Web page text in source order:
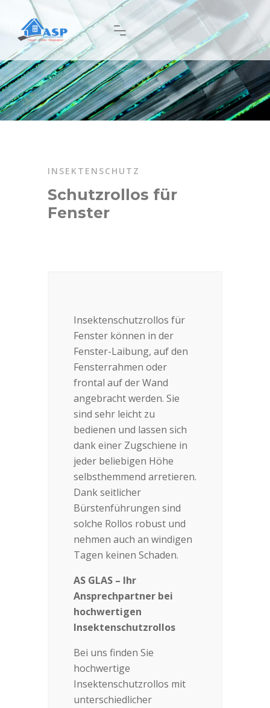
INSEKTENSCHUTZ
Schutzrollos für
Fenster
Insektenschutzrollos für
Fenster können in der
Fenster-Laibung, auf den
Fensterrahmen oder
frontal auf der Wand
angebracht werden. Sie
sind sehr leicht zu
bedienen und lassen sich
dank einer Zugschiene in
jeder beliebigen Höhe
selbsthemmend arretieren.
Dank seitlicher
Bürstenführungen sind
solche Rollos robust und
nehmen auch an windigen
Tagen keinen Schaden.
AS GLAS – Ihr
Ansprechpartner bei
hochwertigen
Insektenschutzrollos
Bei uns finden Sie
hochwertige
Insektenschutzrollos mit
unterschiedlicher